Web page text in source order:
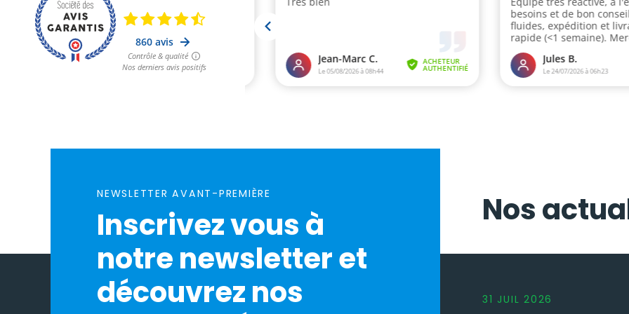
NEWSLETTER AVANT-PREMIÈRE
Inscrivez vous à
notre newsletter et
découvrez nos
Nos
31 JUIL 2026